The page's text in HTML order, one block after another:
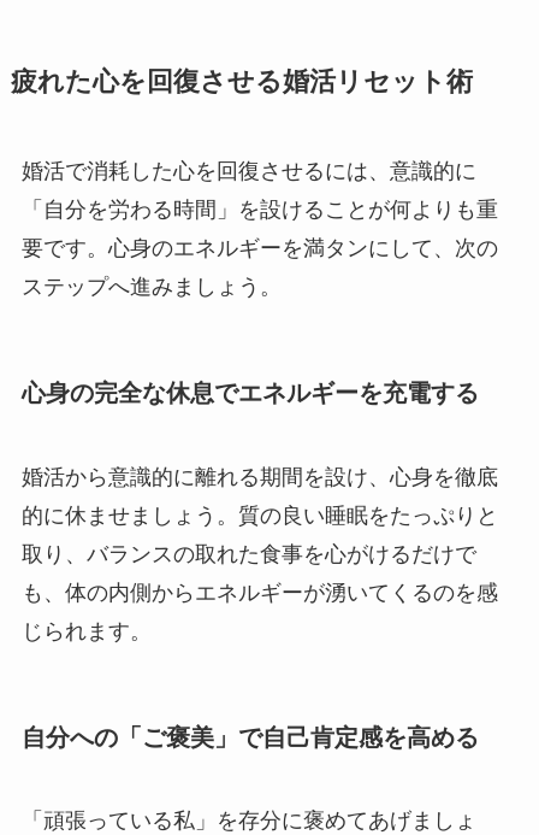
疲れた心を回復させる婚活リセット術
婚活で消耗した心を回復させるには、意識的に
「自分を労わる時間」を設けることが何よりも重
要です。心身のエネルギーを満タンにして、次の
ステップへ進みましょう。
心身の完全な休息でエネルギーを充電する
婚活から意識的に離れる期間を設け、心身を徹底
的に休ませましょう。質の良い睡眠をたっぷりと
取り、バランスの取れた食事を心がけるだけで
も、体の内側からエネルギーが湧いてくるのを感
じられます。
自分への「ご褒美」で自己肯定感を高める
「頑張っている私」を存分に褒めてあげましょ